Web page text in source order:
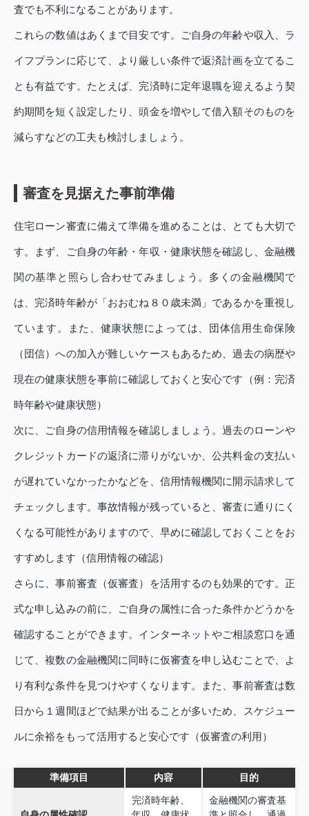
査でも不利になることがあります。
これらの数値はあくまで目安です。ご自身の年齢や収入、ラ
イフプランに応じて、より厳しい条件で返済計画を立てるこ
とも有益です。たとえば、完済時に定年退職を迎えるよう契
約期間を短く設定したり、頭金を増やして借入額そのものを
減らすなどの工夫も検討しましょう。
審査を見据えた事前準備
住宅ローン審査に備えて準備を進めることは、とても大切で
す。まず、ご自身の年齢・年収・健康状態を確認し、金融機
関の基準と照らし合わせてみましょう。多くの金融機関で
は、完済時年齢が「おおむね８０歳未満」であるかを重視し
ています。また、健康状態によっては、団体信用生命保険
（団信）への加入が難しいケースもあるため、過去の病歴や
現在の健康状態を事前に確認しておくと安心です（例：完済
時年齢や健康状態）
次に、ご自身の信用情報を確認しましょう。過去のローンや
クレジットカードの返済に滞りがないか、公共料金の支払い
が遅れていなかったかなどを、信用情報機関に開示請求して
チェックします。事故情報が残っていると、審査に通りにく
くなる可能性がありますので、早めに確認しておくことをお
すすめします（信用情報の確認）
さらに、事前審査（仮審査）を活用するのも効果的です。正
式な申し込みの前に、ご自身の属性に合った条件かどうかを
確認することができます。インターネットやご相談窓口を通
じて、複数の金融機関に同時に仮審査を申し込むことで、よ
り有利な条件を見つけやすくなります。また、事前審査は数
日から１週間ほどで結果が出ることが多いため、スケジュー
ルに余裕をもって活用すると安心です（仮審査の利用）
準備項目 内容 目的
完済時年齢、
金融機関の審査基